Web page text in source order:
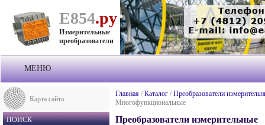
Е854.ру
Измерительные
преобразователи
МЕНЮ
О компании
Продукция
Главная / Каталог / Преобразователи
Многофункциональные
Преобразователи измерительные
Карта сайта
ПОИСК